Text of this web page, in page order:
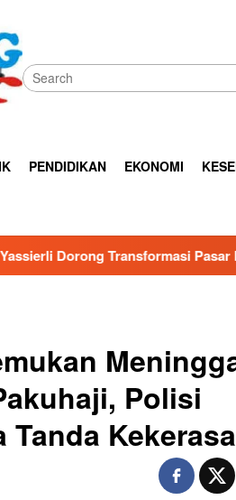
PENDIDIKAN EKONOMI
Pasar Kerja Berbasis
Polisi